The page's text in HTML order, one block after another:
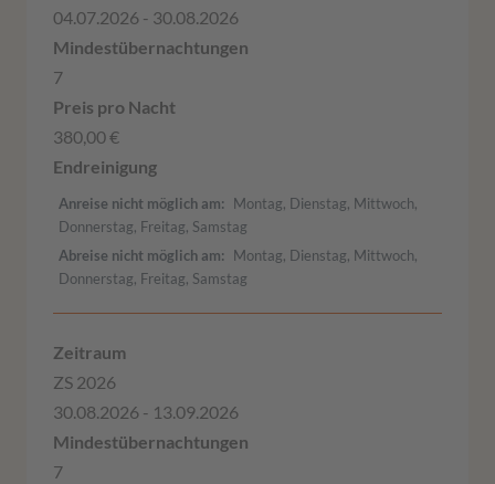
04.07.2026 - 30.08.2026
7
380,00 €
Anreise nicht möglich am
Montag, Dienstag, Mittwoch,
Donnerstag, Freitag, Samstag
Abreise nicht möglich am
Montag, Dienstag, Mittwoch,
Donnerstag, Freitag, Samstag
ZS 2026
30.08.2026 - 13.09.2026
7